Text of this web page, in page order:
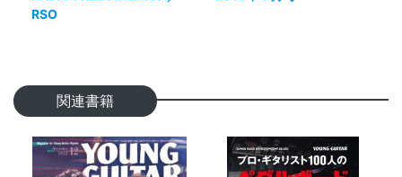
RSO
関連書籍